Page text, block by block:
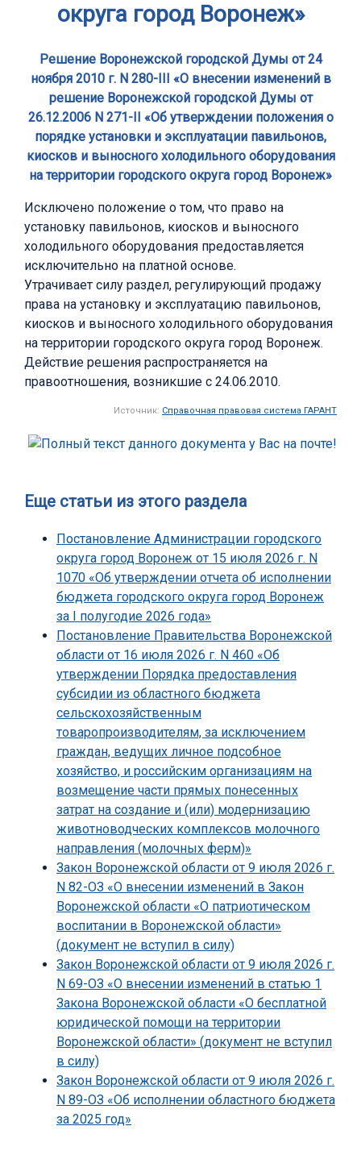
округа город Воронеж»
Решение Воронежской городской Думы от 24
ноября 2010 г. N 280-III «О внесении изменений в
решение Воронежской городской Думы от
26.12.2006 N 271-II «Об утверждении положения о
порядке установки и эксплуатации павильонов,
киосков и выносного холодильного оборудования
на территории городского округа город Воронеж»
Исключено положение о том, что право на
установку павильонов, киосков и выносного
холодильного оборудования предоставляется
исключительно на платной основе.
Утрачивает силу раздел, регулирующий продажу
права на установку и эксплуатацию павильонов,
киосков и выносного холодильного оборудования
на территории городского округа город Воронеж.
Действие решения распространяется на
правоотношения, возникшие с 24.06.2010.
Источник: Справочная правовая система ГАРАНТ
Еще статьи из этого раздела
Постановление Администрации городского
округа город Воронеж от 15 июля 2026 г. N
1070 «Об утверждении отчета об исполнении
бюджета городского округа город Воронеж
за I полугодие 2026 года»
Постановление Правительства Воронежской
области от 16 июля 2026 г. N 460 «Об
утверждении Порядка предоставления
субсидии из областного бюджета
сельскохозяйственным
товаропроизводителям, за исключением
граждан, ведущих личное подсобное
хозяйство, и российским организациям на
возмещение части прямых понесенных
затрат на создание и (или) модернизацию
животноводческих комплексов молочного
направления (молочных ферм)»
Закон Воронежской области от 9 июля 2026 г.
N 82-ОЗ «О внесении изменений в Закон
Воронежской области «О патриотическом
воспитании в Воронежской области»
(документ не вступил в силу)
Закон Воронежской области от 9 июля 2026 г.
N 69-ОЗ «О внесении изменений в статью 1
Закона Воронежской области «О бесплатной
юридической помощи на территории
Воронежской области» (документ не вступил
в силу)
Закон Воронежской области от 9 июля 2026 г.
N 89-ОЗ «Об исполнении областного бюджета
за 2025 год»